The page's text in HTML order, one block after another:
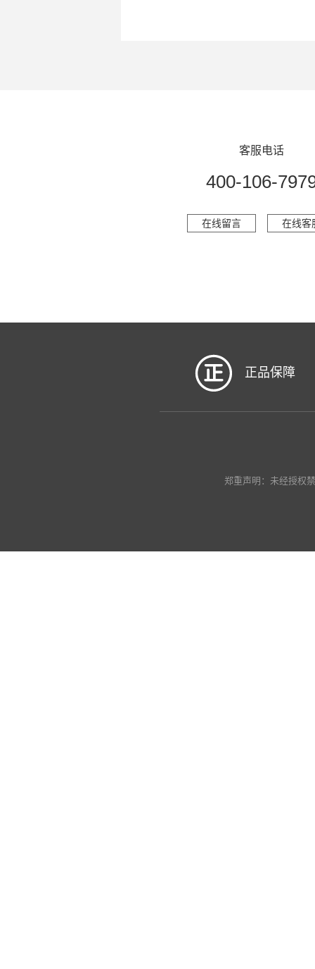
客服电话
400-106-
在线留言 在线客
正品保障
郑重声明：未经授权